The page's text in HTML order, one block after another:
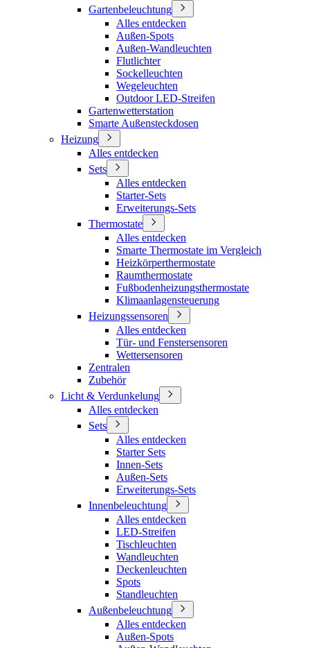
Gartenbeleuchtung
Alles entdecken
Außen-Spots
Außen-Wandleuchten
Flutlichter
Sockelleuchten
Wegeleuchten
Outdoor LED-Streifen
Gartenwetterstation
Smarte Außensteckdosen
Heizung
Alles entdecken
Sets
Alles entdecken
Starter-Sets
Erweiterungs-Sets
Thermostate
Alles entdecken
Smarte Thermostate im Vergleich
Heizkörperthermostate
Raumthermostate
Fußbodenheizungsthermostate
Klimaanlagensteuerung
Heizungssensoren
Alles entdecken
Tür- und Fenstersensoren
Wettersensoren
Zentralen
Zubehör
Licht & Verdunkelung
Alles entdecken
Sets
Alles entdecken
Starter Sets
Innen-Sets
Außen-Sets
Erweiterungs-Sets
Innenbeleuchtung
Alles entdecken
LED-Streifen
Tischleuchten
Wandleuchten
Deckenleuchten
Spots
Standleuchten
Außenbeleuchtung
Alles entdecken
Außen-Spots